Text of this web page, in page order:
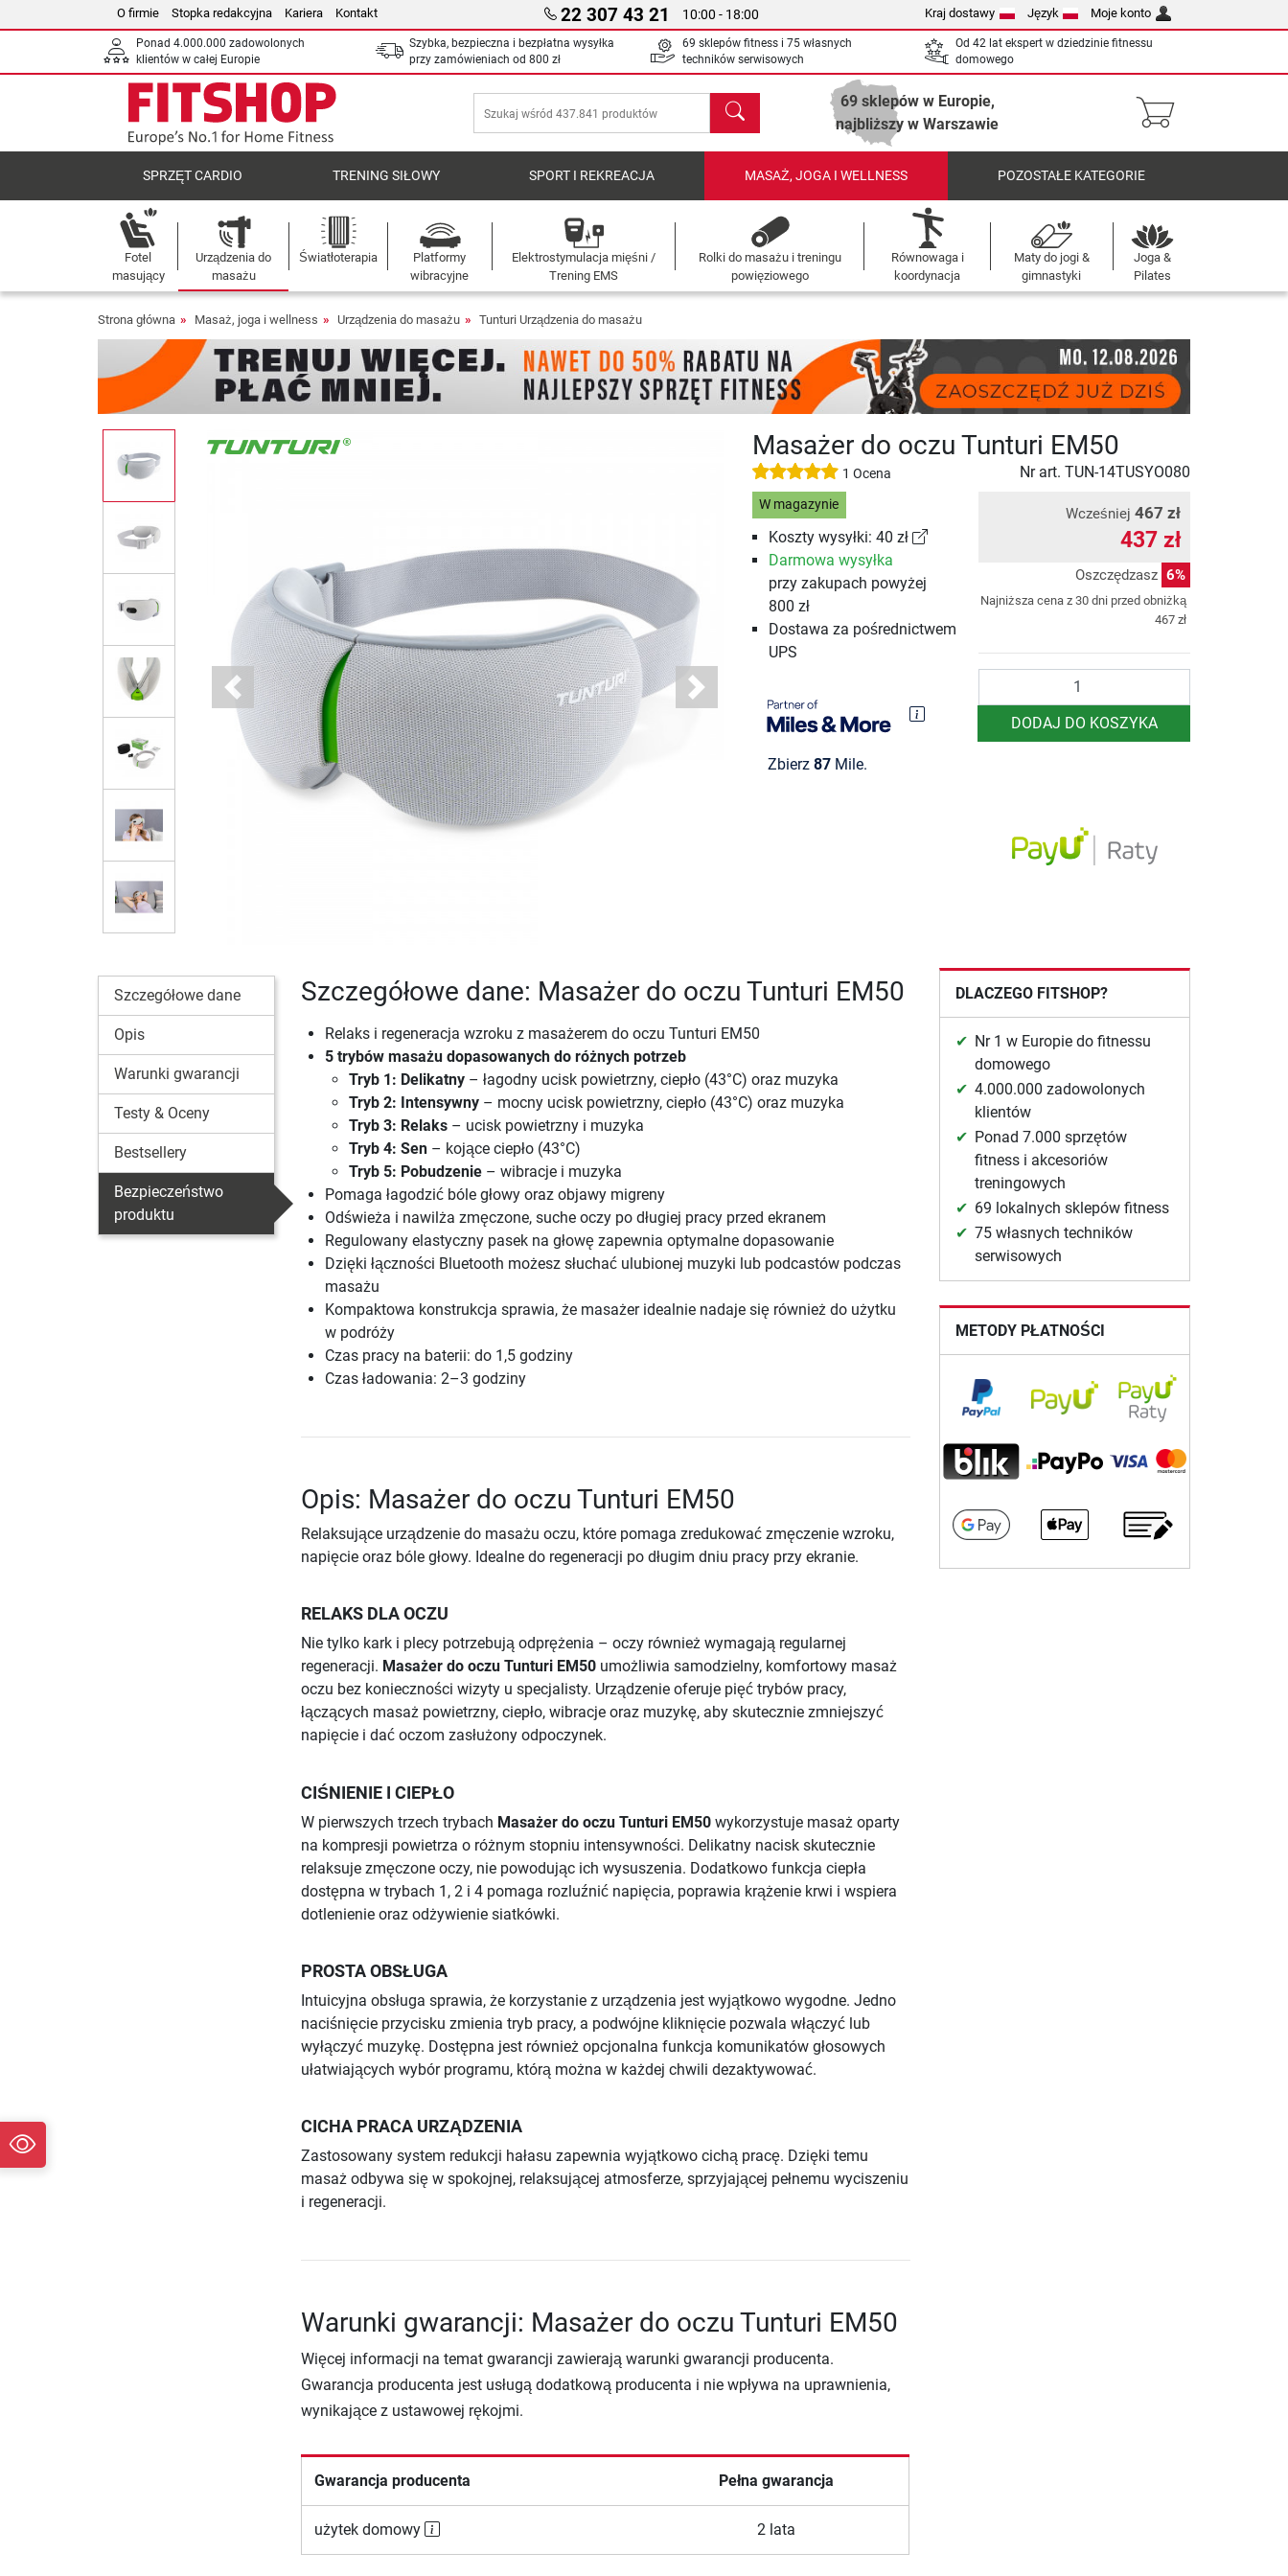
O firmie Stopka redakcyjna Kariera Kontakt 22 307 43 21 10:00 - 18:00 Kraj dostawy Język Moje konto
Ponad 4.000.000 zadowolonych
klientów w całej Europie
Szybka, bezpieczna i bezpłatna wysyłka
przy zamówieniach od 800 zł
69 sklepów fitness i 75 własnych
techników serwisowych
Od 42 lat ekspert w dziedzinie fitnessu
domowego
Szukaj
69 sklepów w Europie,
najbliższy w Warszawie
SPRZĘT CARDIO TRENING SIŁOWY SPORT I REKREACJA MASAŻ, JOGA I WELLNESS POZOSTAŁE KATEGORIE
Fotel
masujący
Urządzenia do
masażu
Światłoterapia
Platformy
wibracyjne
Elektrostymulacja mięśni /
Trening EMS
Rolki do masażu i treningu
powięziowego
Równowaga i
koordynacja
Maty do jogi &
gimnastyki
Joga &
Pilates
Strona główna Masaż, joga i wellness Urządzenia do masażu Tunturi Urządzenia do masażu
Previous Next
Masażer do oczu Tunturi EM50
1 Ocena Nr art. TUN-14TUSYO080
W magazynie
Koszty wysyłki: 40 zł
Darmowa wysyłka
przy zakupach powyżej
800 zł
Dostawa za pośrednictwem
UPS
Zbierz 87Mile.
Wcześniej 467 zł
437 zł
Oszczędzasz 6%
Najniższa cena z 30 dni przed obniżką
467 zł
DODAJ DO KOSZYKA
Szczegółowe dane
Opis
Warunki gwarancji
Testy & Oceny
Bestsellery
Bezpieczeństwo
produktu
Szczegółowe dane: Masażer do oczu Tunturi EM50
Relaks i regeneracja wzroku z masażerem do oczu Tunturi EM50
5 trybów masażu dopasowanych do różnych potrzeb
Tryb 1: Delikatny– łagodny ucisk powietrzny, ciepło (43°C) oraz muzyka
Tryb 2: Intensywny– mocny ucisk powietrzny, ciepło (43°C) oraz muzyka
Tryb 3: Relaks– ucisk powietrzny i muzyka
Tryb 4: Sen– kojące ciepło (43°C)
Tryb 5: Pobudzenie– wibracje i muzyka
Pomaga łagodzić bóle głowy oraz objawy migreny
Odświeża i nawilża zmęczone, suche oczy po długiej pracy przed ekranem
Regulowany elastyczny pasek na głowę zapewnia optymalne dopasowanie
Dzięki łączności Bluetooth możesz słuchać ulubionej muzyki lub podcastów podczas
masażu
Kompaktowa konstrukcja sprawia, że masażer idealnie nadaje się również do użytku
w podróży
Czas pracy na baterii: do 1,5 godziny
Czas ładowania: 2–3 godziny
Opis: Masażer do oczu Tunturi EM50
Relaksujące urządzenie do masażu oczu, które pomaga zredukować zmęczenie wzroku,
napięcie oraz bóle głowy. Idealne do regeneracji po długim dniu pracy przy ekranie.
RELAKS DLA OCZU
Nie tylko kark i plecy potrzebują odprężenia – oczy również wymagają regularnej
regeneracji. Masażer do oczu Tunturi EM50umożliwia samodzielny, komfortowy masaż
oczu bez konieczności wizyty u specjalisty. Urządzenie oferuje pięć trybów pracy,
łączących masaż powietrzny, ciepło, wibracje oraz muzykę, aby skutecznie zmniejszyć
napięcie i dać oczom zasłużony odpoczynek.
CIŚNIENIE I CIEPŁO
W pierwszych trzech trybach Masażer do oczu Tunturi EM50wykorzystuje masaż oparty
na kompresji powietrza o różnym stopniu intensywności. Delikatny nacisk skutecznie
relaksuje zmęczone oczy, nie powodując ich wysuszenia. Dodatkowo funkcja ciepła
dostępna w trybach 1, 2 i 4 pomaga rozluźnić napięcia, poprawia krążenie krwi i wspiera
dotlenienie oraz odżywienie siatkówki.
PROSTA OBSŁUGA
Intuicyjna obsługa sprawia, że korzystanie z urządzenia jest wyjątkowo wygodne. Jedno
naciśnięcie przycisku zmienia tryb pracy, a podwójne kliknięcie pozwala włączyć lub
wyłączyć muzykę. Dostępna jest również opcjonalna funkcja komunikatów głosowych
ułatwiających wybór programu, którą można w każdej chwili dezaktywować.
CICHA PRACA URZĄDZENIA
Zastosowany system redukcji hałasu zapewnia wyjątkowo cichą pracę. Dzięki temu
masaż odbywa się w spokojnej, relaksującej atmosferze, sprzyjającej pełnemu wyciszeniu
i regeneracji.
Warunki gwarancji: Masażer do oczu Tunturi EM50
Więcej informacji na temat gwarancji zawierają warunki gwarancji producenta.
Gwarancja producenta jest usługą dodatkową producenta i nie wpływa na uprawnienia,
wynikające z ustawowej rękojmi.
Gwarancja producenta Pełna gwarancja
użytek domowy 2 lata
DLACZEGO FITSHOP?
Nr 1 w Europie do fitnessu
domowego
4.000.000 zadowolonych
klientów
Ponad 7.000 sprzętów
fitness i akcesoriów
treningowych
69 lokalnych sklepów fitness
75 własnych techników
serwisowych
METODY PŁATNOŚCI